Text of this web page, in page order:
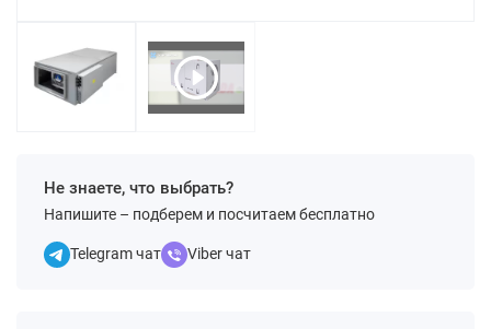
Не знаете, что выбрать?
Напишите – подберем и посчитаем бесплатно
Telegram чат Viber чат